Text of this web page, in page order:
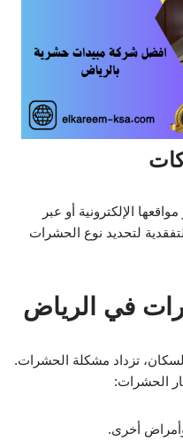
الإلكترونية أو عبر
لتحديد نوع الحشرات
في الرياض
تزداد مشكلة الحشرات.
الحشرات:
أخرى.